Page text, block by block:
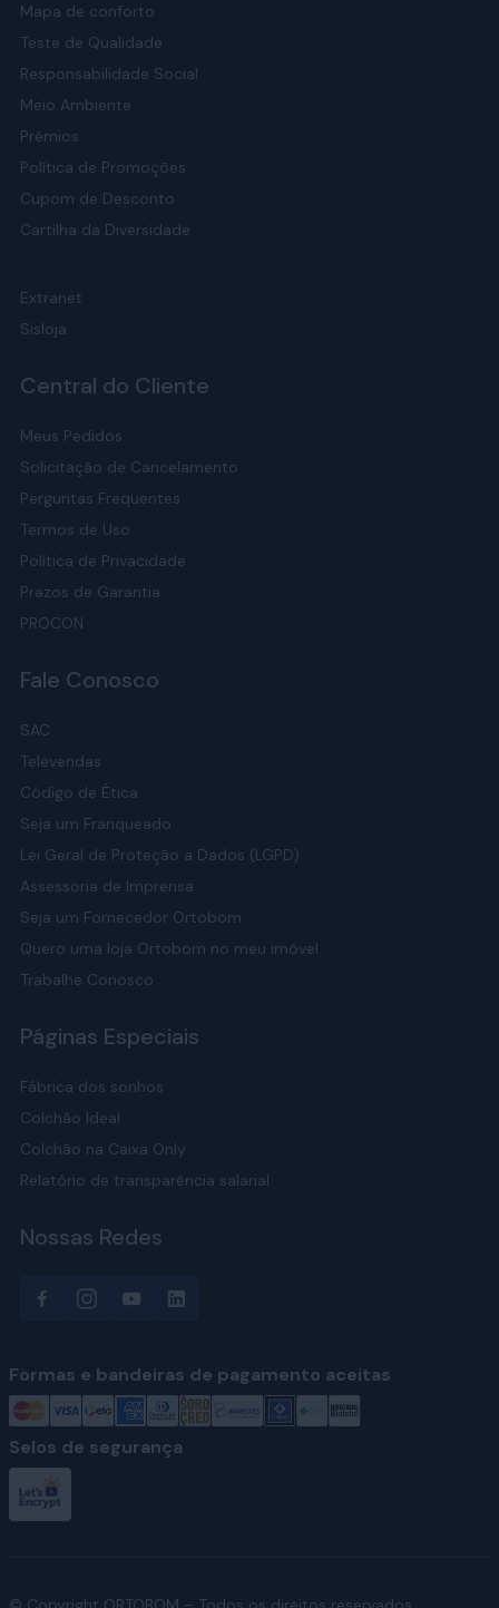
Mapa de conforto
Teste de Qualidade
Responsabilidade Social
Meio Ambiente
Prêmios
Política de Promoções
Cupom de Desconto
Cartilha da Diversidade
Extranet
Sisloja
Central do Cliente
Meus Pedidos
Solicitação de Cancelamento
Perguntas Frequentes
Termos de Uso
Política de Privacidade
Prazos de Garantia
PROCON
Fale Conosco
SAC
Televendas
Código de Ética
Seja um Franqueado
Lei Geral de Proteção a Dados (LGPD)
Assessoria de Imprensa
Seja um Fornecedor Ortobom
Quero uma loja Ortobom no meu imóvel
Trabalhe Conosco
Páginas Especiais
Fábrica dos sonhos
Colchão Ideal
Colchão na Caixa Only
Relatório de transparência salarial
Nossas Redes
Formas e bandeiras de pagamento aceitas
Selos de segurança